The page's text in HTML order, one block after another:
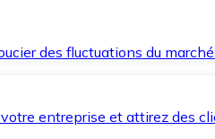
des fluctuations du marché.
entreprise et attirez des